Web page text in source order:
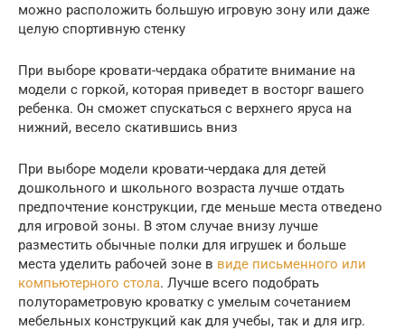
можно расположить большую игровую зону или даже
целую спортивную стенку
При выборе кровати-чердака обратите внимание на
модели с горкой, которая приведет в восторг вашего
ребенка. Он сможет спускаться с верхнего яруса на
нижний, весело скатившись вниз
При выборе модели кровати-чердака для детей
дошкольного и школьного возраста лучше отдать
предпочтение конструкции, где меньше места отведено
для игровой зоны. В этом случае внизу лучше
разместить обычные полки для игрушек и больше
места уделить рабочей зоне в виде письменного или
компьютерного стола. Лучше всего подобрать
полутораметровую кроватку с умелым сочетанием
мебельных конструкций как для учебы, так и для игр.